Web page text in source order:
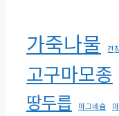
가죽나물 간
고구마모종
땅두릅 마그네슘